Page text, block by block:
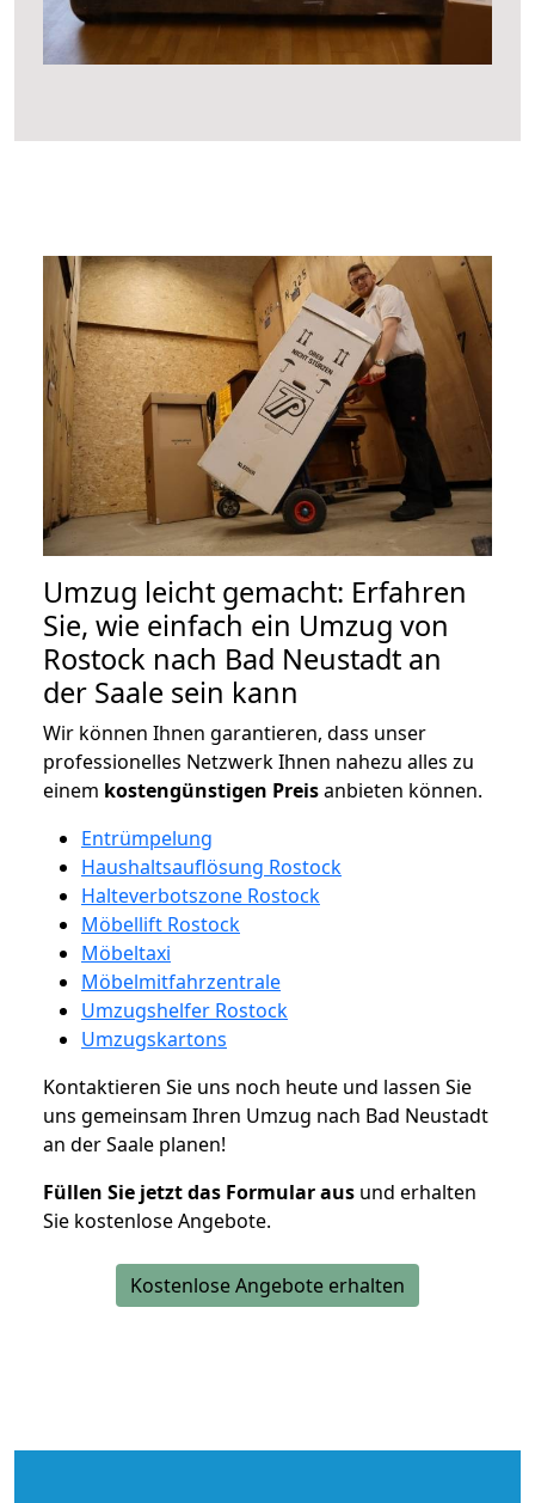
Umzug leicht gemacht: Erfahren
Sie, wie einfach ein Umzug von
Rostock nach Bad Neustadt an
der Saale sein kann
Wir können Ihnen garantieren, dass unser
professionelles Netzwerk Ihnen nahezu alles zu
einem kostengünstigen Preisanbieten können.
Entrümpelung
Haushaltsauflösung Rostock
Halteverbotszone Rostock
Möbellift Rostock
Möbeltaxi
Möbelmitfahrzentrale
Umzugshelfer Rostock
Umzugskartons
Kontaktieren Sie uns noch heute und lassen Sie
uns gemeinsam Ihren Umzug nach Bad Neustadt
an der Saale planen!
Füllen Sie jetzt das Formular aus und erhalten
Sie kostenlose Angebote.
Kostenlose Angebote erhalten